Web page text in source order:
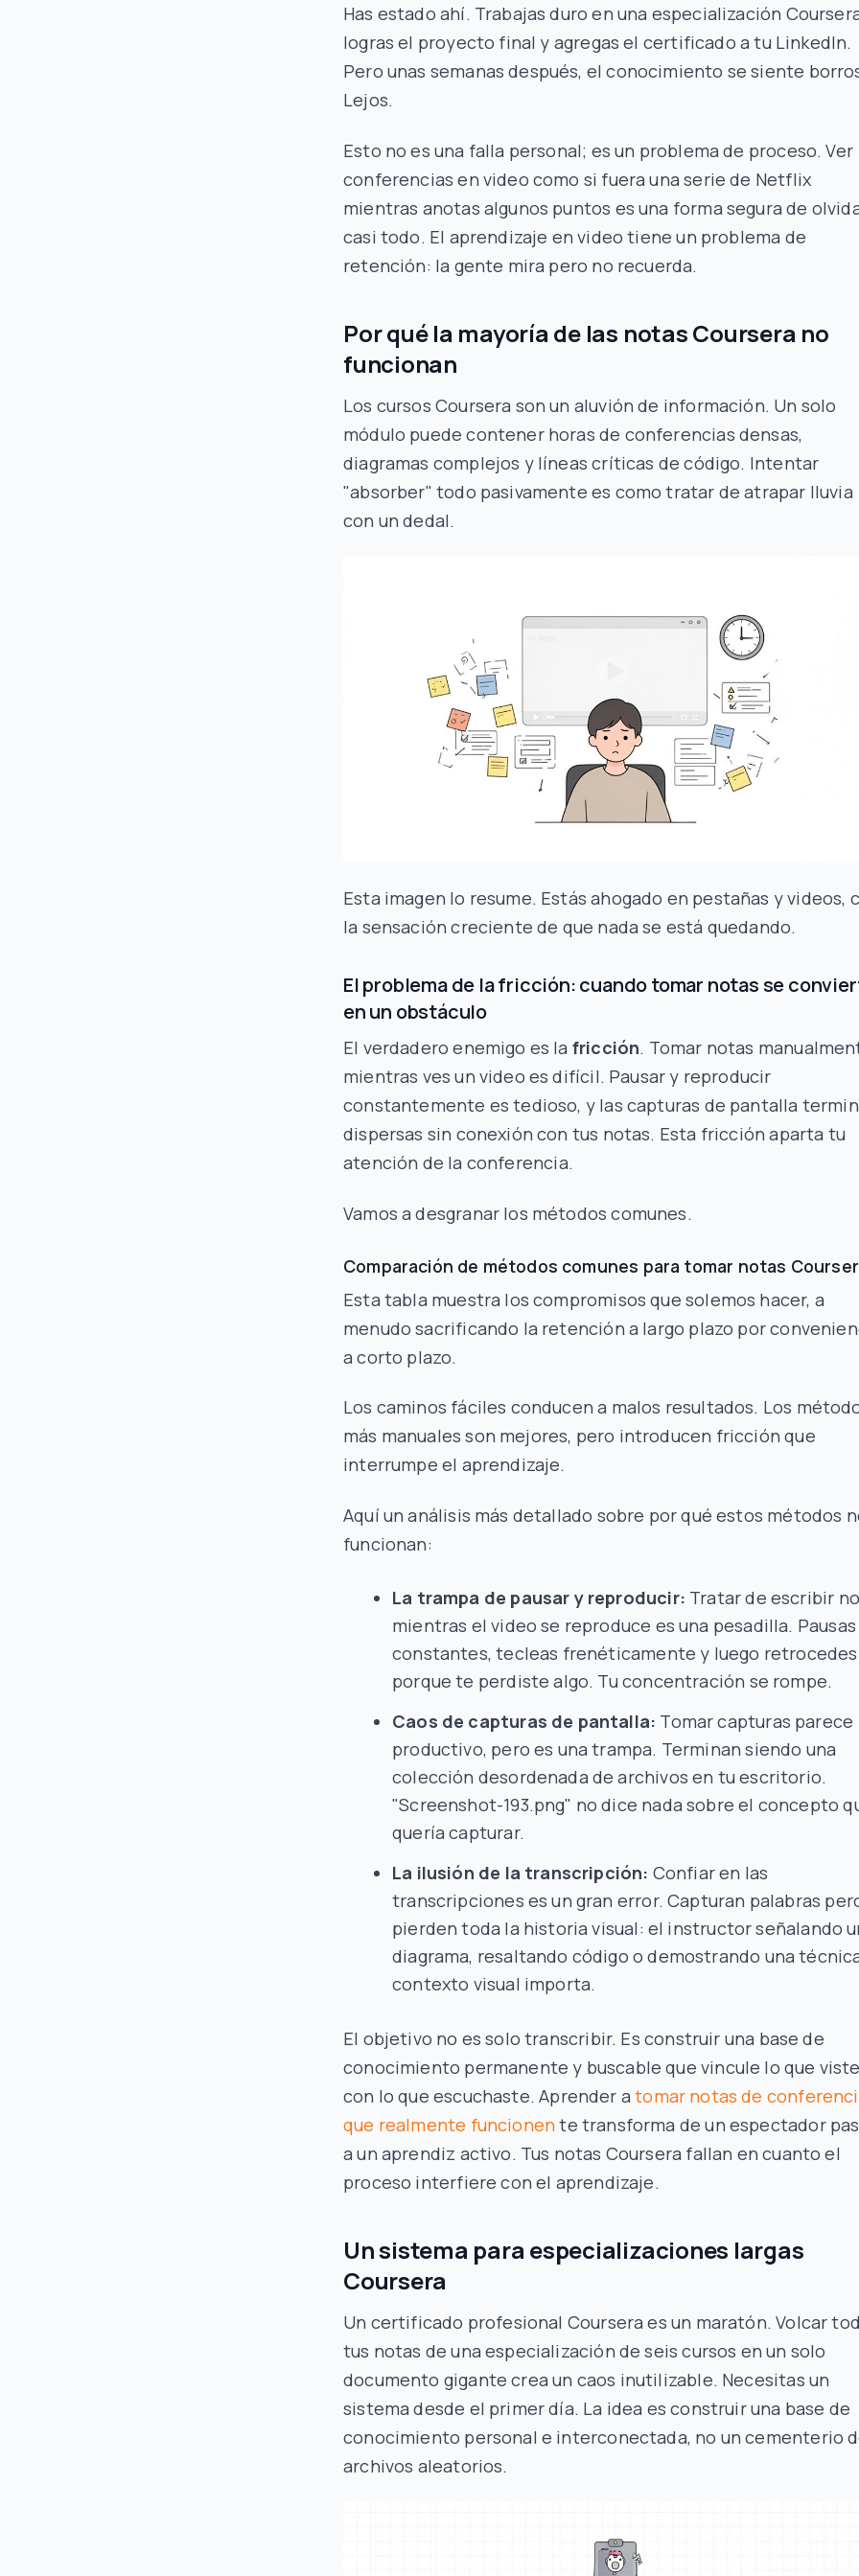
Has estado ahí. Trabajas duro en una especialización
logras el proyecto final y agregas el certificado a tu LinkedIn.
Pero unas semanas después, el conocimiento se siente
Lejos.
Esto no es una falla personal; es un problema de proceso. Ver
conferencias en video como si fuera una serie de Netflix
mientras anotas algunos puntos es una forma segura de
casi todo. El aprendizaje en video tiene un problema de
retención: la gente mira pero no recuerda.
Por qué la mayoría de las notas Coursera no
funcionan
Los cursos Coursera son un aluvión de información. Un solo
módulo puede contener horas de conferencias densas,
diagramas complejos y líneas críticas de código. Intentar
"absorber" todo pasivamente es como tratar de atrapar lluvia
con un dedal.
Esta imagen lo resume. Estás ahogado en pestañas y videos,
la sensación creciente de que nada se está quedando.
El problema de la fricción: cuando tomar notas se
en un obstáculo
El verdadero enemigo es la fricción. Tomar notas
mientras ves un video es difícil. Pausar y reproducir
constantemente es tedioso, y las capturas de pantalla
dispersas sin conexión con tus notas. Esta fricción aparta tu
atención de la conferencia.
Vamos a desgranar los métodos comunes.
Comparación de métodos comunes para tomar notas
Esta tabla muestra los compromisos que solemos hacer, a
menudo sacrificando la retención a largo plazo por
a corto plazo.
Los caminos fáciles conducen a malos resultados. Los
más manuales son mejores, pero introducen fricción que
interrumpe el aprendizaje.
Aquí un análisis más detallado sobre por qué estos métodos
funcionan:
La trampa de pausar y reproducir: Tratar de escribir
mientras el video se reproduce es una pesadilla. Pausas
constantes, tecleas frenéticamente y luego retrocedes
porque te perdiste algo. Tu concentración se rompe.
Caos de capturas de pantalla: Tomar capturas parece
productivo, pero es una trampa. Terminan siendo una
colección desordenada de archivos en tu escritorio.
"Screenshot-193.png" no dice nada sobre el concepto
quería capturar.
La ilusión de la transcripción: Confiar en las
transcripciones es un gran error. Capturan palabras
pierden toda la historia visual: el instructor señalando
diagrama, resaltando código o demostrando una
contexto visual importa.
El objetivo no es solo transcribir. Es construir una base de
conocimiento permanente y buscable que vincule lo que viste
con lo que escuchaste. Aprender atomar notas de
que realmente funcionente transforma de un espectador
a un aprendiz activo. Tus notas Coursera fallan en cuanto el
proceso interfiere con el aprendizaje.
Un sistema para especializaciones largas
Coursera
Un certificado profesional Coursera es un maratón. Volcar
tus notas de una especialización de seis cursos en un solo
documento gigante crea un caos inutilizable. Necesitas un
sistema desde el primer día. La idea es construir una base de
conocimiento personal e interconectada, no un cementerio
archivos aleatorios.